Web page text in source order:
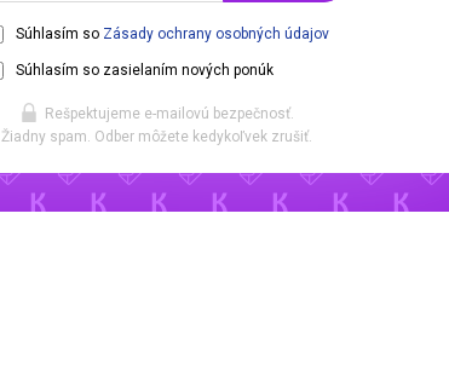
Súhlasím so Zásady ochrany osobných údajov
Súhlasím so zasielaním nových ponúk
Rešpektujeme e-mailovú bezpečnosť.
Žiadny spam. Odber môžete kedykoľvek zrušiť.